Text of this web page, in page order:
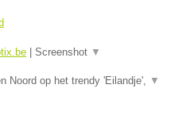
Screenshot ▼
Noord op het trendy 'Eilandje', ▼